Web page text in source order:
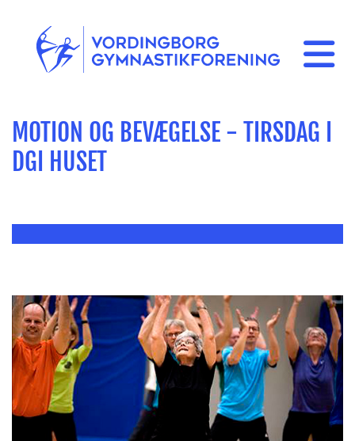
MOTION OG BEVÆGELSE - TIRSDAG I
DGI HUSET